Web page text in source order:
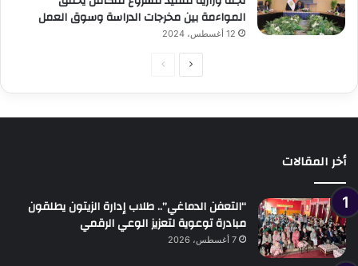
المواءمة بين مخرجات الدراسة وسوق العمل
12 أغسطس، 2024
الصفحةالصفحة
أخر المقالات
“التعفن الدماغي”.. طلاب إدارة الزيتون يطلقون
مبادرة توعوية لتعزيز الوعي الرقمي
7 أغسطس، 2026